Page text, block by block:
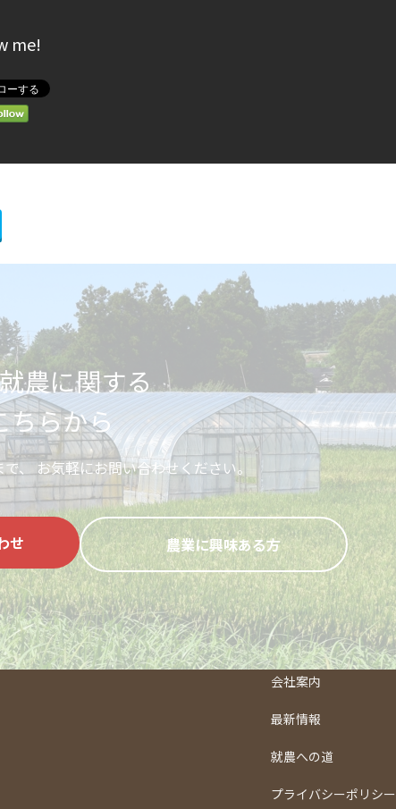
me!
農に関する
ちらから
で、お気軽にお問い合わせください。
せ 農業に興味ある方
会社案内
最新情報
就農への道
プライバシーポリシー